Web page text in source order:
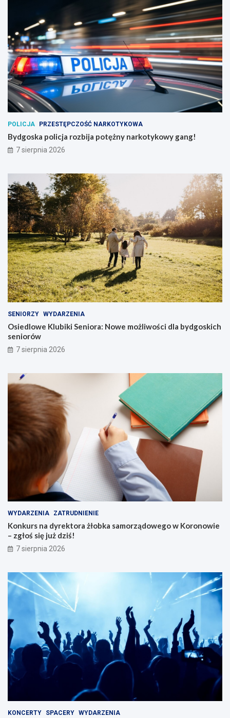
POLICJA PRZESTĘPCZOŚĆ NARKOTYKOWA
Bydgoska policja rozbija potężny narkotykowy gang!
7 sierpnia 2026
SENIORZY WYDARZENIA
Osiedlowe Klubiki Seniora: Nowe możliwości dla bydgoskich
seniorów
7 sierpnia 2026
WYDARZENIA ZATRUDNIENIE
Konkurs na dyrektora żłobka samorządowego w Koronowie
– zgłoś się już dziś!
7 sierpnia 2026
KONCERTY SPACERY WYDARZENIA